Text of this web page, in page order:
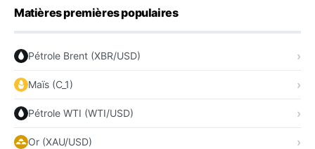
Matières premières populaires
Pétrole Brent (XBR/USD)
Maïs (C_1)
Pétrole WTI (WTI/USD)
Or (XAU/USD)